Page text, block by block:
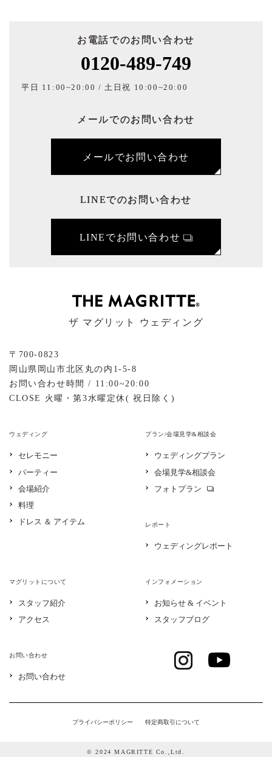
お電話でのお問い合わせ
0120-489-749
平日 11:00~20:00 / 土日祝 10:00~20:00
メールでのお問い合わせ
メールでお問い合わせ
LINEでのお問い合わせ
LINEでお問い合わせ
ザ マグリット ウェディング
〒700-0823
岡山県岡山市北区丸の内1-5-8
お問い合わせ時間 / 11:00~20:00
CLOSE 火曜・第3水曜定休( 祝日除く)
ウェディング
セレモニー
パーティー
会場紹介
料理
ドレス ＆ アイテム
プラン/会場見学&相談会
ウェディングプラン
会場見学&相談会
フォトプラン
レポート
ウェディングレポート
マグリットについて
スタッフ紹介
アクセス
お問い合わせ
お問い合わせ
インフォメーション
お知らせ & イベント
スタッフブログ
プライバシーポリシー 特定商取引について
© 2024 MAGRITTE Co.,Ltd.